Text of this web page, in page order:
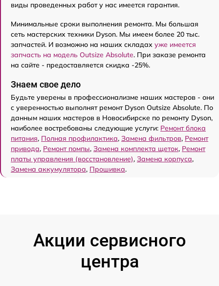
виды проведенных работ у нас имеется гарантия.
Минимальные сроки выполнения ремонта. Мы большая
сеть мастерских техники Dyson. Мы имеем более 20 тыс.
запчастей. И возможно на наших складах уже имеется
запчасть на модель Outsize Absolute. При заказе ремонта
на сайте - предоставляется скидка -25%.
Знаем свое дело
Будьте уверены в профессионализме наших мастеров - они
с уверенностью выполнят ремонт Dyson Outsize Absolute. По
данным наших мастеров в Новосибирске по ремонту Dyson,
наиболее востребованы следующие услуги: Ремонт блока
питания, Полная профилактика, Замена фильтров, Ремонт
привода, Ремонт помпы, Замена комплекта щеток, Ремонт
платы управления (восстановление), Замена корпуса,
Замена аккумулятора, Прошивка.
Акции сервисного
центра